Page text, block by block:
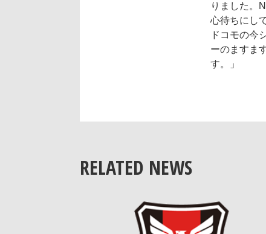
りました。
心待ちにし
ドコモの今
ーのますま
す。」
RELATED NEWS